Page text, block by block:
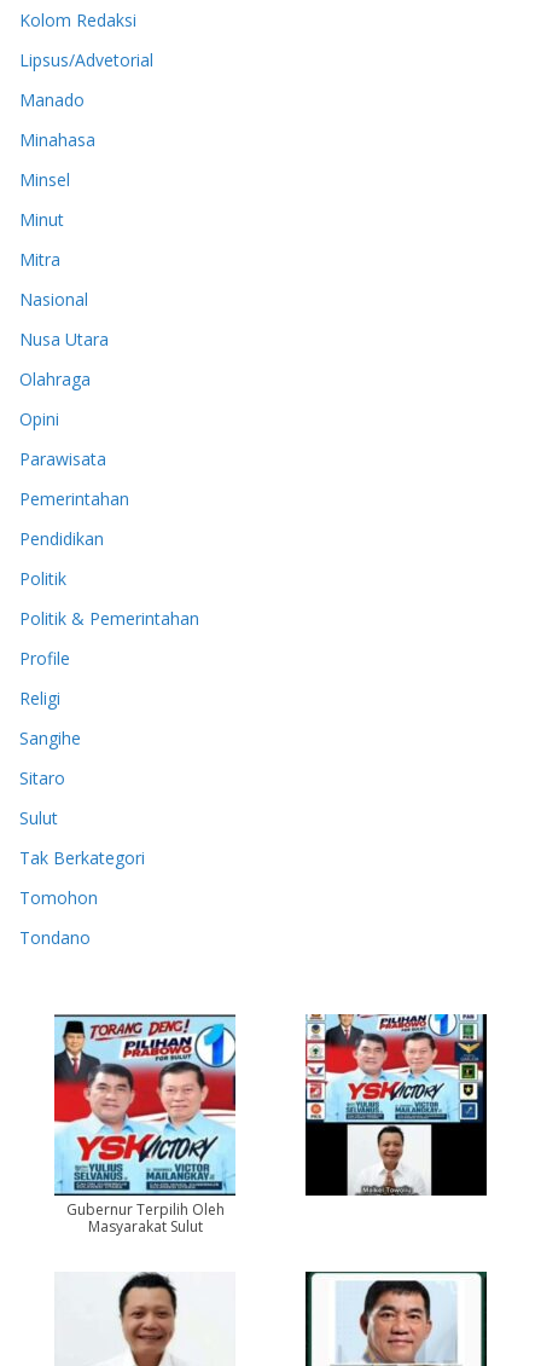
Kolom Redaksi
Lipsus/Advetorial
Manado
Minahasa
Minsel
Minut
Mitra
Nasional
Nusa Utara
Olahraga
Opini
Parawisata
Pemerintahan
Pendidikan
Politik
Politik & Pemerintahan
Profile
Religi
Sangihe
Sitaro
Sulut
Tak Berkategori
Tomohon
Tondano
Gubernur Terpilih Oleh
Masyarakat Sulut